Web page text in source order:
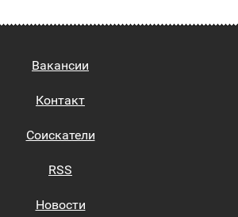
Вакансии
Контакт
Соискатели
RSS
Новости